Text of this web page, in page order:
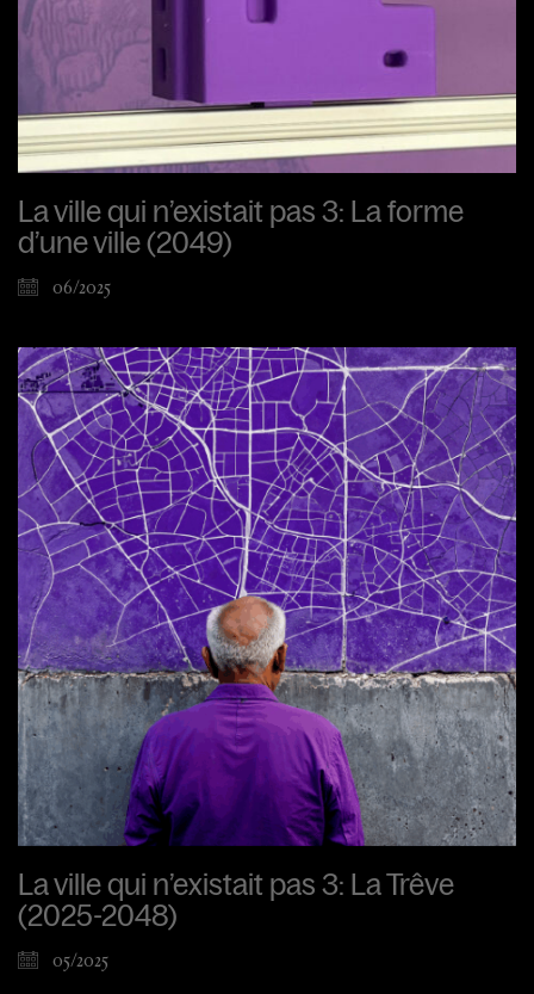
La ville qui n’existait pas 3: La forme
d’une ville (2049)
06/2025
La ville qui n’existait pas 3: La Trêve
(2025-2048)
05/2025